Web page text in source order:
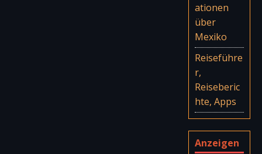
ationen
über
Mexiko
Reiseführe
r,
Reiseberic
hte, Apps
Anzeigen